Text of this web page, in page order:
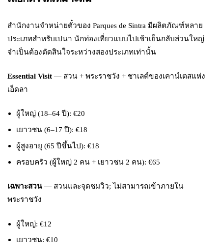
สำนักงานจำหน่ายตั๋วของ Parques de Sintra มีผลิตภัณฑ์หลาย
ประเภทสำหรับเปนา นักท่องเที่ยวแบบไปเช้าเย็นกลับส่วนใหญ่
จำเป็นต้องตัดสินใจระหว่างสองประเภทเท่านั้น
Essential Visit — สวน + พระราชวัง + ชาเลต์ของเคาน์เตสแห่ง
เอ็ดลา
ผู้ใหญ่ (18–64 ปี): €20
เยาวชน (6–17 ปี): €18
ผู้สูงอายุ (65 ปีขึ้นไป): €18
ครอบครัว (ผู้ใหญ่ 2 คน + เยาวชน 2 คน): €65
เฉพาะสวน — สวนและจุดชมวิว; ไม่สามารถเข้าภายใน
พระราชวัง
ผู้ใหญ่: €12
เยาวชน: €10